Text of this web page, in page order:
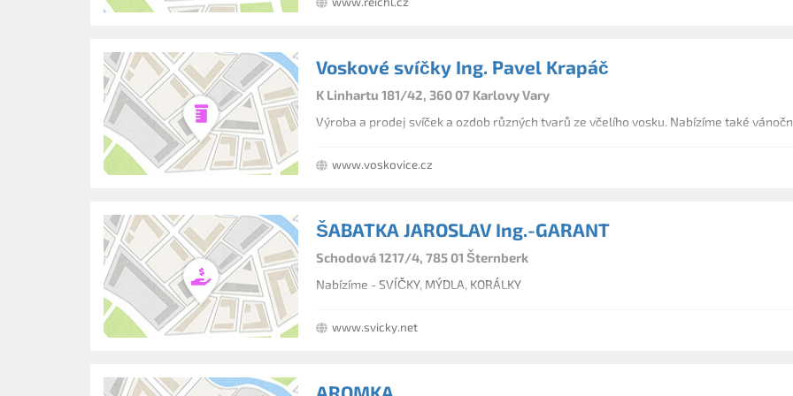
Voskové svíčky Ing. Pavel Krapáč
K Linhartu 181/42, 360 07 Karlovy Vary
Výroba a prodej svíček a ozdob různých tvarů ze včelího vosku. Nabízíme také
www.voskovice.cz
ŠABATKA JAROSLAV Ing.-GARANT
Schodová 1217/4, 785 01 Šternberk
Nabízíme - SVÍČKY, MÝDLA, KORÁLKY
www.svicky.net